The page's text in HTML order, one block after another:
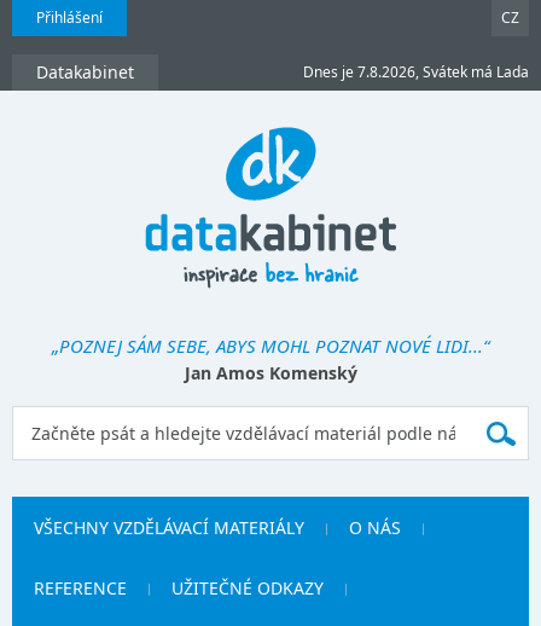
Přihlášení CZ
Datakabinet Dnes je 7.8.2026, Svátek má Lada
„POZNEJ SÁM SEBE, ABYS MOHL POZNAT NOVÉ LIDI...“
Jan Amos Komenský
VŠECHNY VZDĚLÁVACÍ MATERIÁLY O NÁS
REFERENCE UŽITEČNÉ ODKAZY